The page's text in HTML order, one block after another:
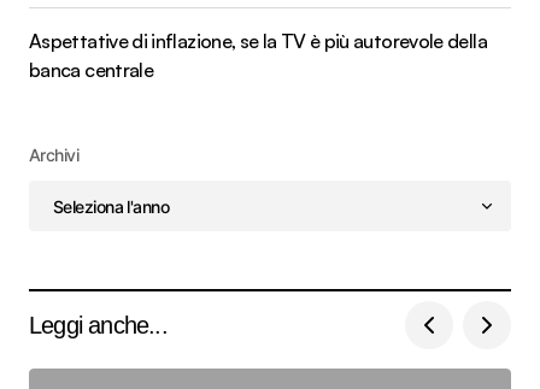
Aspettative di inflazione, se la TV è più autorevole della
banca centrale
Archivi
Leggi anche...